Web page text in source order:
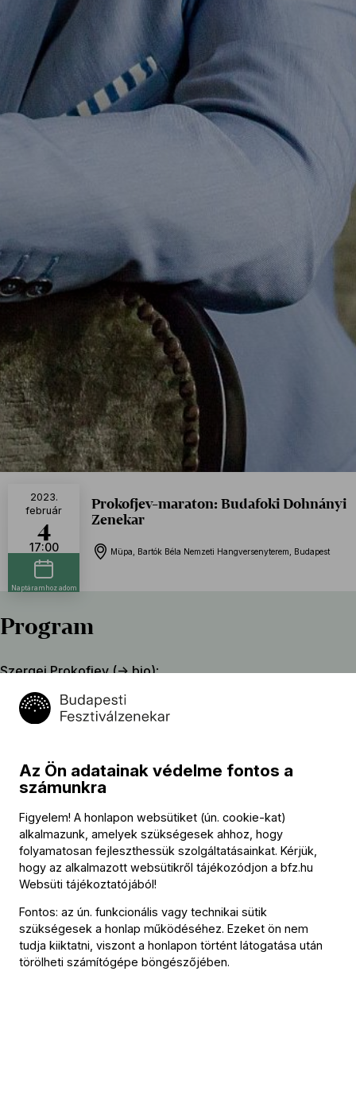
Prokofjev-maraton: Budafoki Dohnányi
Zenekar
Müpa, Bartók Béla Nemzeti Hangversenyterem, Budapest
2023.
február
4
17:00
Naptáramhoz adom
Program
Szergej Prokofjev (→bio):
1. (D-dúr) hegedűverseny, Op. 19
Kizsé hadnagy – szvit, Op. 60
Közreműködők
Vezényel
Hollerung Gábor
Szólista
Kelemen Barnabás(hegedű)
További információ
Az Ön adatainak védelme fontos a
számunkra
Figyelem! A honlapon websütiket (ún. cookie-kat)
alkalmazunk, amelyek szükségesek ahhoz, hogy
folyamatosan fejleszthessük szolgáltatásainkat. Kérjük,
hogy az alkalmazott websütikről tájékozódjon a bfz.hu
Websüti tájékoztatójából!
Fontos: az ún. funkcionális vagy technikai sütik
szükségesek a honlap működéséhez. Ezeket ön nem
tudja kiiktatni, viszont a honlapon történt látogatása után
törölheti számítógépe böngészőjében.